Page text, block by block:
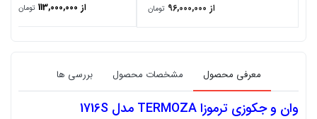
از 96,000,000 تومان از 113,000,000 تومان
معرفی محصول مشخصات محصول بررسی ها
وان و جکوزی ترموزا TERMOZA مدل 1716S